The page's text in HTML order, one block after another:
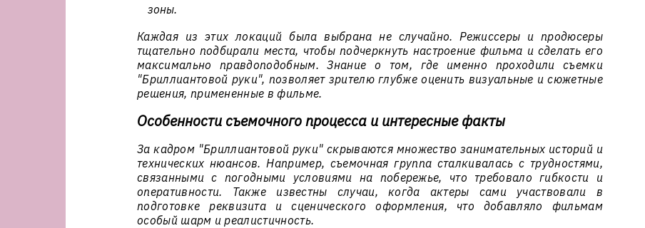
зоны.
Каждая из этих локаций была выбрана не случайно. Режиссеры и продюсеры
тщательно подбирали места, чтобы подчеркнуть настроение фильма и сделать его
максимально правдоподобным. Знание о том, где именно проходили съемки
"Бриллиантовой руки", позволяет зрителю глубже оценить визуальные и сюжетные
решения, примененные в фильме.
Особенности съемочного процесса и интересные факты
За кадром "Бриллиантовой руки" скрываются множество занимательных историй и
технических нюансов. Например, съемочная группа сталкивалась с трудностями,
связанными с погодными условиями на побережье, что требовало гибкости и
оперативности. Также известны случаи, когда актеры сами участвовали в
подготовке реквизита и сценического оформления, что добавляло фильмам
особый шарм и реалистичность.